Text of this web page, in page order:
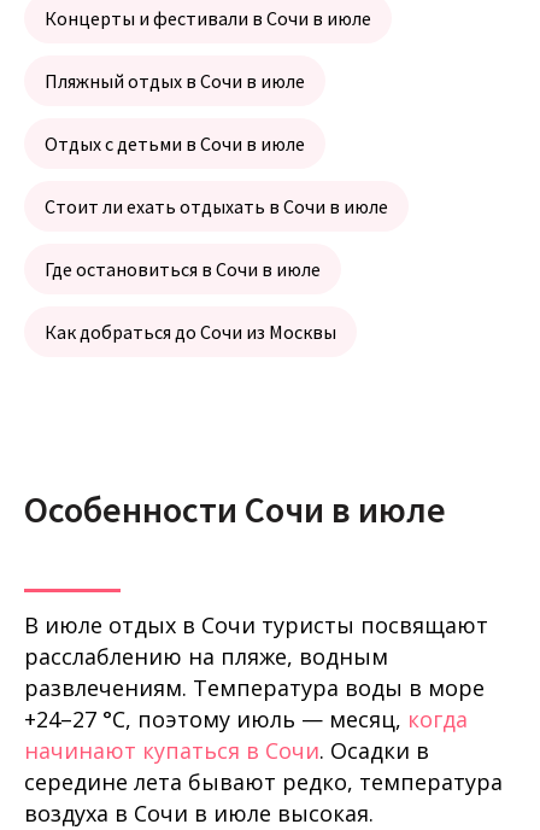
Концерты и фестивали в Сочи в июле
Пляжный отдых в Сочи в июле
Отдых с детьми в Сочи в июле
Стоит ли ехать отдыхать в Сочи в июле
Где остановиться в Сочи в июле
Как добраться до Сочи из Москвы
Особенности Сочи в июле
В июле отдых в Сочи туристы посвящают
расслаблению на пляже, водным
развлечениям. Температура воды в море
+24–27 °C, поэтому июль — месяц, когда
начинают купаться в Сочи. Осадки в
середине лета бывают редко, температура
воздуха в Сочи в июле высокая.